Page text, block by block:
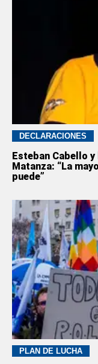
DECLARACIONES
Esteban Cabello
Matanza: “La
puede”
PLAN DE LUCHA